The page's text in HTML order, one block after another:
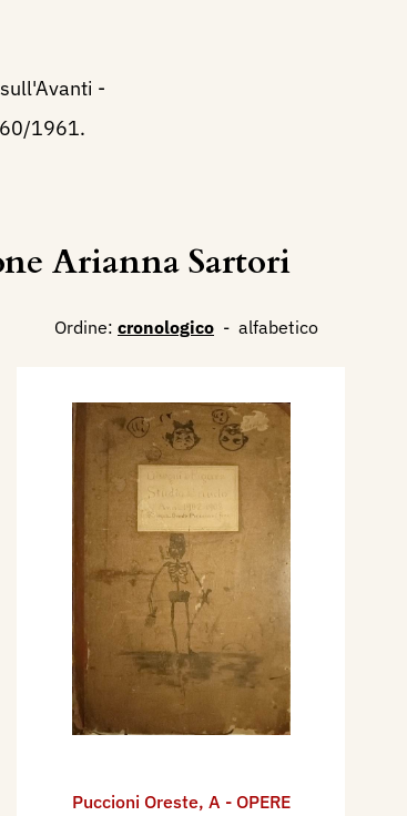
-
1961.
Arianna Sartori
Ordine: cronologico - alfabetico
Puccioni Oreste, A - OPERE